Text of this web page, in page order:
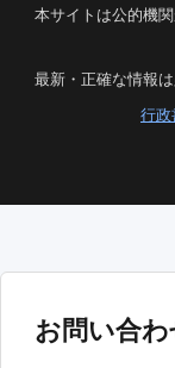
本サイトは公的機
最新・正確な情報
行政
お問い合わ